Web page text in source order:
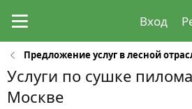
Вход
Предложение услуг в лесной
Услуги по сушке
Москве